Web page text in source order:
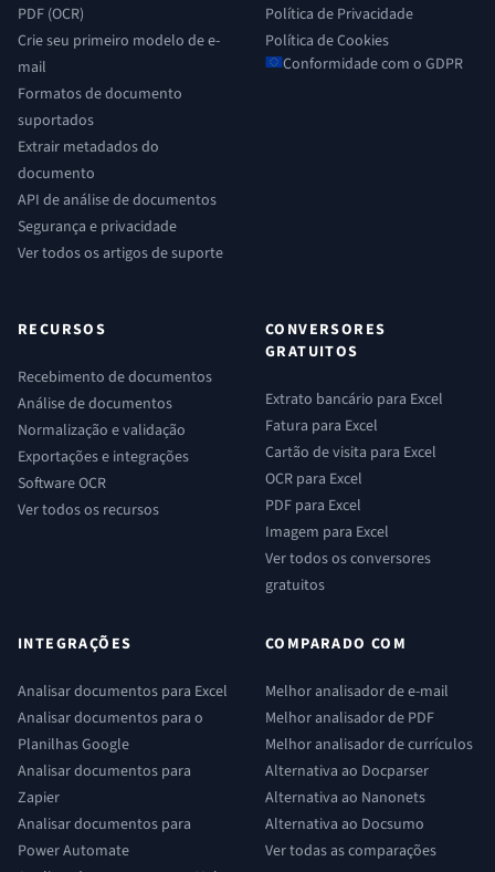
PDF (OCR)
Crie seu primeiro modelo de e-
mail
Formatos de documento
suportados
Extrair metadados do
documento
API de análise de documentos
Segurança e privacidade
Ver todos os artigos de suporte
Política de Privacidade
Política de Cookies
Conformidade com o GDPR
RECURSOS
Recebimento de documentos
Análise de documentos
Normalização e validação
Exportações e integrações
Software OCR
Ver todos os recursos
CONVERSORES
GRATUITOS
Extrato bancário para Excel
Fatura para Excel
Cartão de visita para Excel
OCR para Excel
PDF para Excel
Imagem para Excel
Ver todos os conversores
gratuitos
INTEGRAÇÕES
Analisar documentos para Excel
Analisar documentos para o
Planilhas Google
Analisar documentos para
Zapier
Analisar documentos para
Power Automate
COMPARADO COM
Melhor analisador de e-mail
Melhor analisador de PDF
Melhor analisador de currículos
Alternativa ao Docparser
Alternativa ao Nanonets
Alternativa ao Docsumo
Ver todas as comparações